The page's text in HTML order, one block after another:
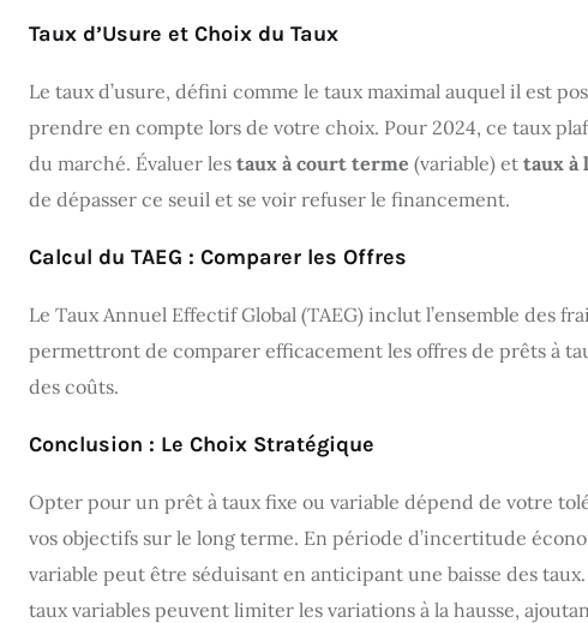
Taux d’Usure et Choix du Taux
Le taux d’usure, défini comme le taux maximal auquel il est
prendre en compte lors de votre choix. Pour 2024, ce taux
du marché. Évaluer les taux à court terme (variable) et taux à
de dépasser ce seuil et se voir refuser le financement.
Calcul du TAEG : Comparer les Offres
Le Taux Annuel Effectif Global (TAEG) inclut l’ensemble des
permettront de comparer efficacement les offres de prêts à
des coûts.
Conclusion : Le Choix Stratégique
Opter pour un prêt à taux fixe ou variable dépend de votre
vos objectifs sur le long terme. En période d’incertitude
variable peut être séduisant en anticipant une baisse des
taux variables peuvent limiter les variations à la hausse,